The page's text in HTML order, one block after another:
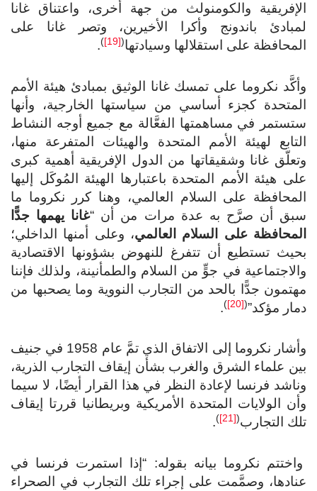
الإفريقية والكومنولث من جهة أخرى، واعتناق غانا
لمبادئ باندونج وأكرا الأخيرين، وتصر غانا على
المحافظة على استقلالها وسيادتها(
[19]
)
.
وأكَّد نكروما على تمسك غانا الوثيق بمبادئ هيئة الأمم
المتحدة كجزء أساسي من سياستها الخارجية، وأنها
ستستمر في مساهمتها الفعَّالة مع جميع أوجه النشاط
التابع لهيئة الأمم المتحدة والهيئات المتفرعة منها،
وتعلّق غانا وشقيقاتها من الدول الإفريقية أهمية كبرى
على هيئة الأمم المتحدة باعتبارها الهيئة المُوكَل إليها
المحافظة على السلام العالمي، وهنا كرر نكروما ما
سبق أن صرَّح به عدة مرات من أن “غانا يهمها جدًّا
المحافظة على السلام العالمي، وعلى أمنها الداخلي؛
بحيث تستطيع أن تتفرغ للنهوض بشؤونها الاقتصادية
والاجتماعية في جوٍّ من السلام والطمأنينة، ولذلك فإننا
مهتمون جدًّا بالحد من التجارب النووية وما يصحبها من
دمار مؤكد”(
[20]
)
.
وأشار نكروما إلى الاتفاق الذي تمَّ عام 1958 في جنيف
بين علماء الشرق والغرب بشأن إيقاف التجارب الذرية،
وناشد فرنسا لإعادة النظر في هذا القرار أيضًا، لا سيما
وأن الولايات المتحدة الأمريكية وبريطانيا قررتا إيقاف
تلك التجارب(
[21]
)
.
واختتم نكروما بيانه بقوله: “إذا استمرت فرنسا في
عنادها، وصمَّمت على إجراء تلك التجارب في الصحراء